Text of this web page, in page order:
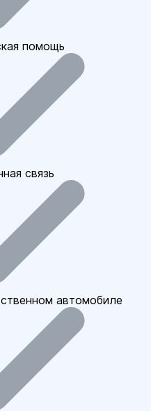
помощь
связь
автомобиле